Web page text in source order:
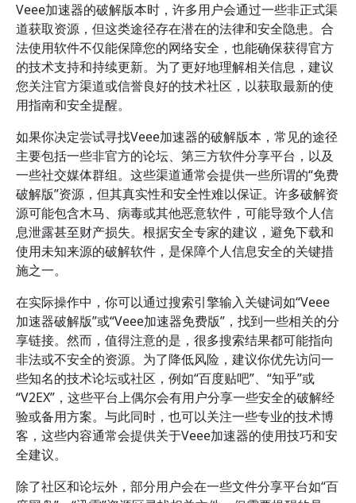
Veee加速器的破解版本时，许多用户会通过一些非正式渠
道获取资源，但这类途径存在潜在的法律和安全隐患。合
法使用软件不仅能保障您的网络安全，也能确保获得官方
的技术支持和持续更新。为了更好地理解相关信息，建议
您关注官方渠道或信誉良好的技术社区，以获取最新的使
用指南和安全提醒。
如果你决定尝试寻找Veee加速器的破解版本，常见的途径
主要包括一些非官方的论坛、第三方软件分享平台，以及
一些社交媒体群组。这些渠道通常会提供一些所谓的“免费
破解版”资源，但其真实性和安全性难以保证。许多破解资
源可能包含木马、病毒或其他恶意软件，可能导致个人信
息泄露甚至财产损失。根据安全专家的建议，避免下载和
使用未知来源的破解软件，是保障个人信息安全的关键措
施之一。
在实际操作中，你可以通过搜索引擎输入关键词如“Veee
加速器破解版”或“Veee加速器免费版”，找到一些相关的分
享链接。然而，值得注意的是，很多搜索结果都可能指向
非法或不安全的资源。为了降低风险，建议你优先访问一
些知名的技术论坛或社区，例如“百度贴吧”、“知乎”或
“V2EX”，这些平台上偶尔会有用户分享一些安全的破解经
验或备用方案。与此同时，也可以关注一些专业的技术博
客，这些内容通常会提供关于Veee加速器的使用技巧和安
全建议。
除了社区和论坛外，部分用户会在一些文件分享平台如“百